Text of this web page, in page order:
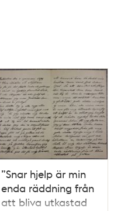
”Snar hjelp är min
enda räddning från
att bliva utkastad